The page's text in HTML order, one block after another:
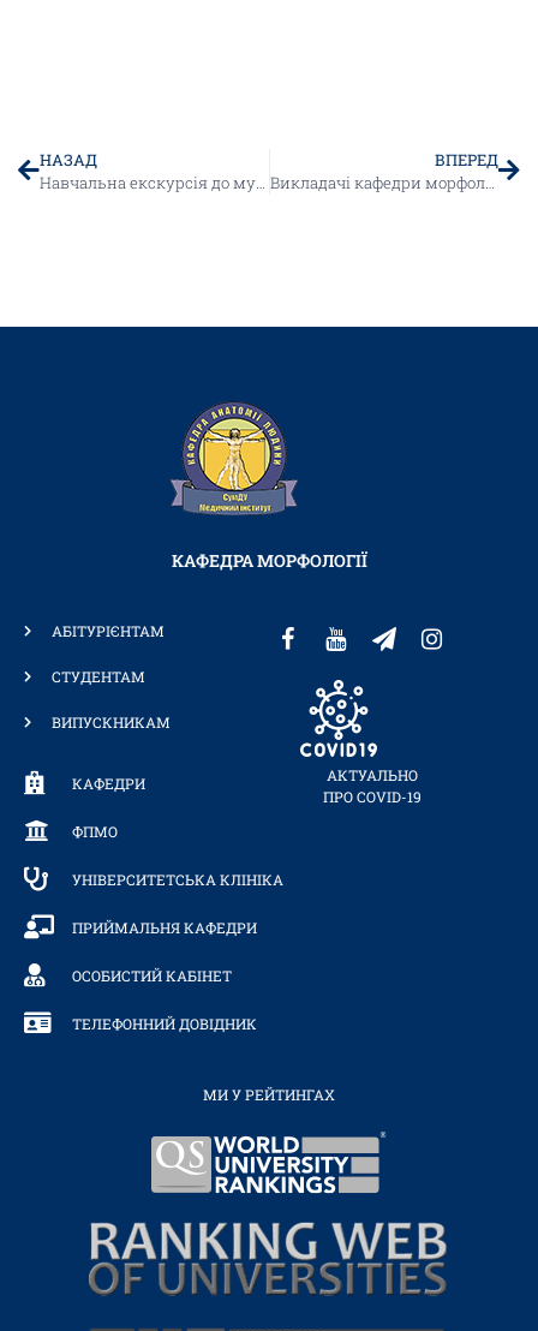
НАЗАД
Навчальна екскурсія до музею анатомії людини
ВПЕРЕД
Викладачі кафедри морфології успішно завершили програму «Академія ШІ для освітян 2.0»
КАФЕДРА МОРФОЛОГІЇ
АБІТУРІЄНТАМ
СТУДЕНТАМ
ВИПУСКНИКАМ
КАФЕДРИ
ФПМО
УНІВЕРСИТЕТСЬКА КЛІНІКА
ПРИЙМАЛЬНЯ КАФЕДРИ
ОСОБИСТИЙ КАБІНЕТ
ТЕЛЕФОННИЙ ДОВІДНИК
АКТУАЛЬНО
ПРО COVID-19
МИ У РЕЙТИНГАХ